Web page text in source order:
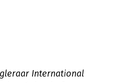
International